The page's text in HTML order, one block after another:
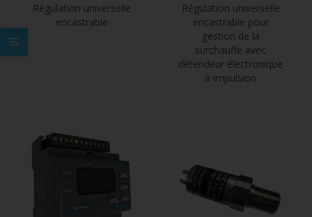
Régulation universelle
encastrable
Régulation universelle
encastrable pour
gestion de la
surchauffe avec
détendeur électronique
à impulsion